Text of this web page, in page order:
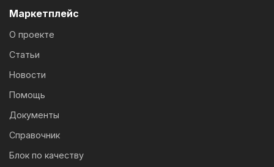
Маркетплейс
О проекте
Статьи
Новости
Помощь
Документы
Справочник
Блок по качеству